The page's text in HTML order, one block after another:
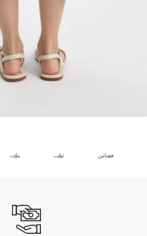
بنات ثياب فساتين